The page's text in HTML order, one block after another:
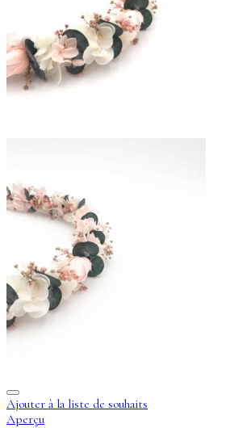
Ajouter à la liste de souhaits
Aperçu